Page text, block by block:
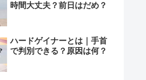
時間大丈夫？前日はだめ？
ハードゲイナーとは｜手首
で判別できる？原因は何？